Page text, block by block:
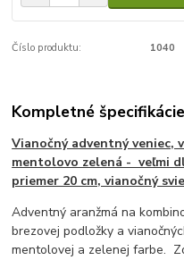
Číslo produktu: 1040
Kompletné špecifikácie
Vianočný adventný veniec,
mentolovo zelená - veľmi
priemer 20 cm, vianočný
Adventný aranžmá na
brezovej podložky a
mentolovej a zelenej farbe.